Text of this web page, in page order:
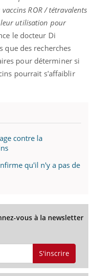
ROR / tétravalents
utilisation pour
le docteur Di
que des recherches
pour déterminer si
pourrait s'affaiblir
contre la
qu'il n'y a pas de
vous à la newsletter
S'inscrire